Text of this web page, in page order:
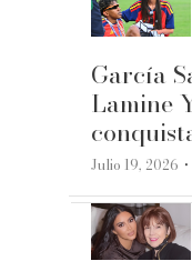
García
Lamine
Julio 19, 2026